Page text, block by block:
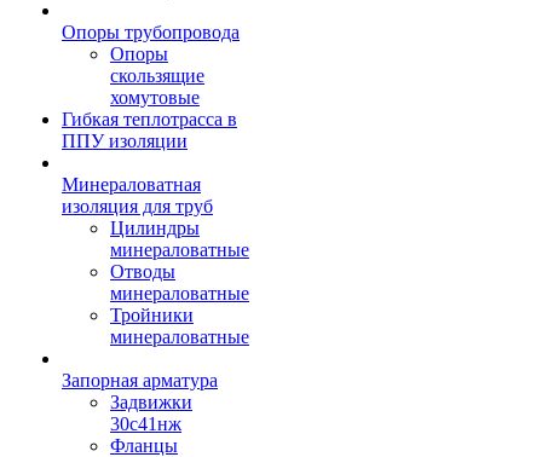
Опоры трубопровода
Опоры
скользящие
хомутовые
Гибкая теплотрасса в
ППУ изоляции
Минераловатная
изоляция для труб
Цилиндры
минераловатные
Отводы
минераловатные
Тройники
минераловатные
Запорная арматура
Задвижки
30с41нж
Фланцы